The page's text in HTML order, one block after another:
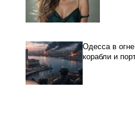
Одесса в
корабли и